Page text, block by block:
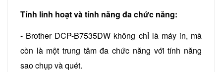
Tính linh hoạt và tính năng đa chức năng:
- Brother DCP-B7535DW không chỉ là máy in, mà
còn là một trung tâm đa chức năng với tính năng
sao chụp và quét.